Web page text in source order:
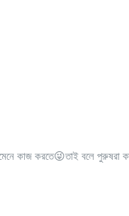
কাজ করতে😜তাই বলে পুরুষরা